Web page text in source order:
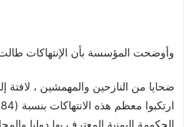
وأوضحت المؤسسة بأن الإنتهاكات
ضحايا من النازحين والمهمشين ، لافتة
الحكومة اليمنية المعترف بها دوليا